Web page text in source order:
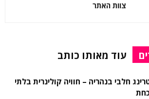
צוות האתר
עוד מאותו כותב
חלבי בנהריה – חוויה קולינרית בלתי